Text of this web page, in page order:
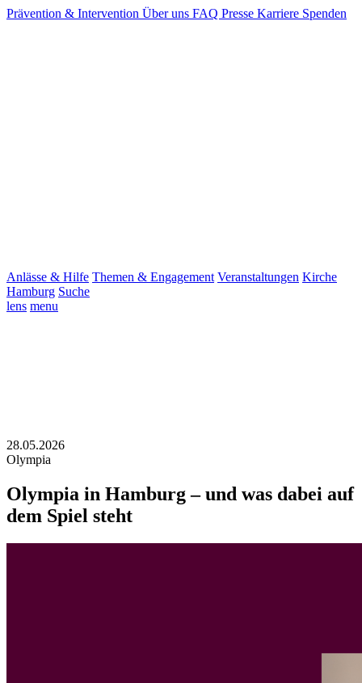
Prävention & Intervention Über uns FAQ Presse Karriere Spenden
Anlässe & Hilfe Themen & Engagement Veranstaltungen Kirche
Hamburg Suche
lens menu
28.05.2026
Olympia
Olympia in Hamburg – und was dabei auf
dem Spiel steht